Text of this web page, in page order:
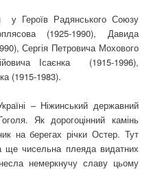
у Героїв Радянського Союзу
(1925-1990), Давида
Сергія Петровича Мохового
Ісаєнка (1915-1996),
(1915-1983).
– Ніжинський державний
Як дорогоцінний камінь
на берегах річки Остер. Тут
чисельна плеяда видатних
немеркнучу славу цьому